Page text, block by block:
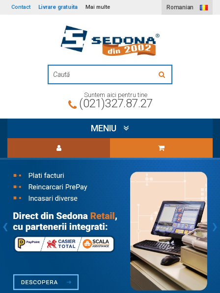
Contact Livrare gratuita Mai multe Romanian
Suntem aici pentru tine
(021)327.87.27
MENIU
‹ ›